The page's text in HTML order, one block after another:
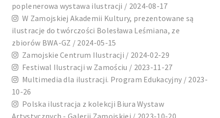
poplenerowa wystawa ilustracji / 2024-08-17
W Zamojskiej Akademii Kultury, prezentowane są
ilustracje do twórczości Bolesława Leśmiana, ze
zbiorów BWA-GZ / 2024-05-15
Zamojskie Centrum Ilustracji / 2024-02-29
Festiwal Ilustracji w Zamościu / 2023-11-27
Multimedia dla ilustracji. Program Edukacyjny / 2023-
10-26
Polska ilustracja z kolekcji Biura Wystaw